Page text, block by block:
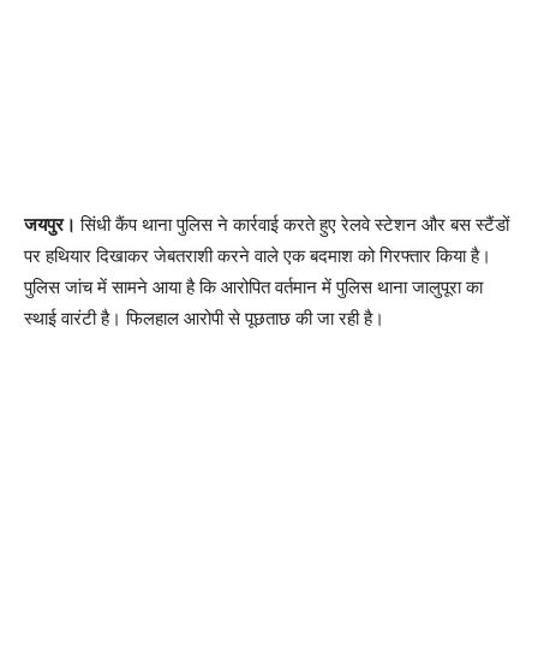
जयपुर। सिंधी कैंप थाना पुलिस ने कार्रवाई करते हुए रेलवे स्टेशन और बस स्टैंडों
पर हथियार दिखाकर जेबतराशी करने वाले एक बदमाश को गिरफ्तार किया है।
पुलिस जांच में सामने आया है कि आरोपित वर्तमान में पुलिस थाना जालुपूरा का
स्थाई वारंटी है। फिलहाल आरोपी से पूछताछ की जा रही है।